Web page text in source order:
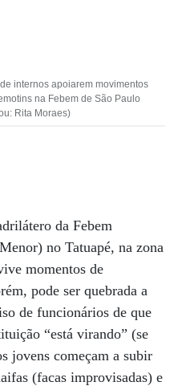
internos apoiarem movimentos
na Febem de São Paulo
Rita Moraes)
da Febem
no Tatuapé, na zona
momentos de
pode ser quebrada a
de funcionários de que
“está virando” (se
jovens começam a subir
(facas improvisadas) e